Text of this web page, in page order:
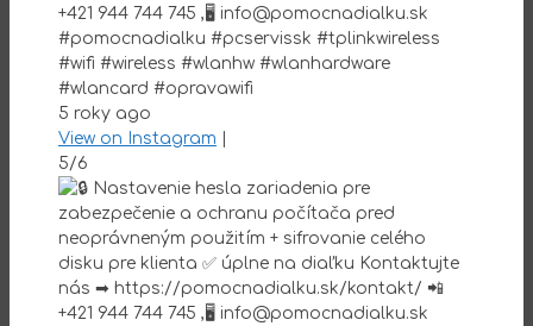
+421 944 744 745 ,🖥 info@pomocnadialku.sk
#pomocnadialku #pcservissk #tplinkwireless
#wifi #wireless #wlanhw #wlanhardware
#wlancard #opravawifi
5 roky ago
View on Instagram
5/6